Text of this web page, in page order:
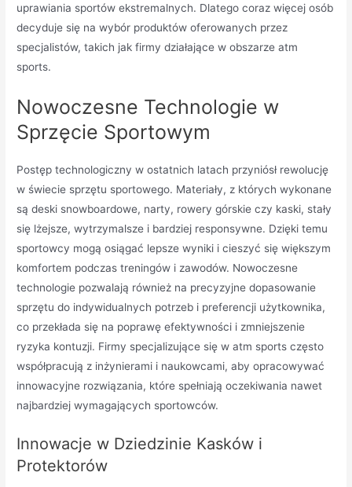
uprawiania sportów ekstremalnych. Dlatego coraz więcej osób
decyduje się na wybór produktów oferowanych przez
specjalistów, takich jak firmy działające w obszarze atm
sports.
Nowoczesne Technologie w
Sprzęcie Sportowym
Postęp technologiczny w ostatnich latach przyniósł rewolucję
w świecie sprzętu sportowego. Materiały, z których wykonane
są deski snowboardowe, narty, rowery górskie czy kaski, stały
się lżejsze, wytrzymalsze i bardziej responsywne. Dzięki temu
sportowcy mogą osiągać lepsze wyniki i cieszyć się większym
komfortem podczas treningów i zawodów. Nowoczesne
technologie pozwalają również na precyzyjne dopasowanie
sprzętu do indywidualnych potrzeb i preferencji użytkownika,
co przekłada się na poprawę efektywności i zmniejszenie
ryzyka kontuzji. Firmy specjalizujące się w atm sports często
współpracują z inżynierami i naukowcami, aby opracowywać
innowacyjne rozwiązania, które spełniają oczekiwania nawet
najbardziej wymagających sportowców.
Innowacje w Dziedzinie Kasków i
Protektorów